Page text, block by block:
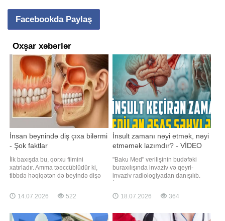
Facebookda Paylaş
Oxşar xəbərlər
İnsan beynində diş çıxa bilərmi
- Şok faktlar
İlk baxışda bu, qorxu filmini
xatırladır. Amma təəccüblüdür ki,
tibbdə həqiqətən də beyində dişə
çox nadir hallar təsvir olunub.
BİG.AZ -a istinadən xəbər verir ki,
Bunun səbəbi adətən teratoma
14.07.2026 522
İnsult zamanı nəyi etmək, nəyi
etməmək lazımdır? - VİDEO
"Baku Med" verilişinin budəfəki
buraxılışında invaziv və qeyri-
invaziv radiologiyadan danışılıb.
verir?. Gənclərdə insultun səbəbləri
nələrdir?. Onun ilkin əlamətləri
yardım necə göstərilməlidir?.
18.07.2026 364